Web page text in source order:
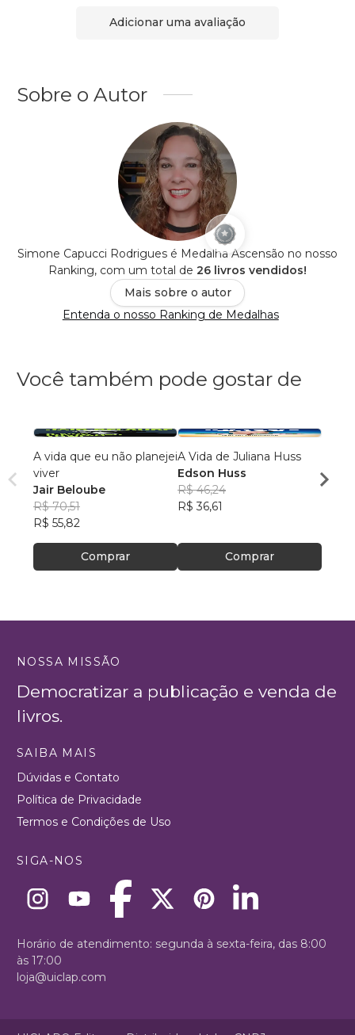
Adicionar uma avaliação
Sobre o Autor
Simone Capucci Rodrigues é Medalha Ascensão no nosso
Ranking, com um total de 26 livros vendidos!
Mais sobre o autor
Entenda o nosso Ranking de Medalhas
Você também pode gostar de
A vida que eu não planejei
viver
Jair Beloube
R$ 70,51
R$ 55,82
Comprar
A Vida de Juliana Huss
Edson Huss
R$ 46,24
R$ 36,61
Comprar
NOSSA MISSÃO
Democratizar a publicação e venda de
livros.
SAIBA MAIS
Dúvidas e Contato
Política de Privacidade
Termos e Condições de Uso
SIGA-NOS
Horário de atendimento: segunda à sexta-feira, das 8:00
às 17:00
loja@uiclap.com